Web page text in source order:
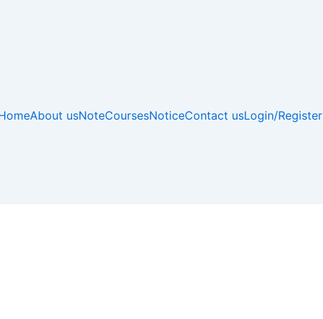
About usNoteCoursesNoticeContact usLogin/Register